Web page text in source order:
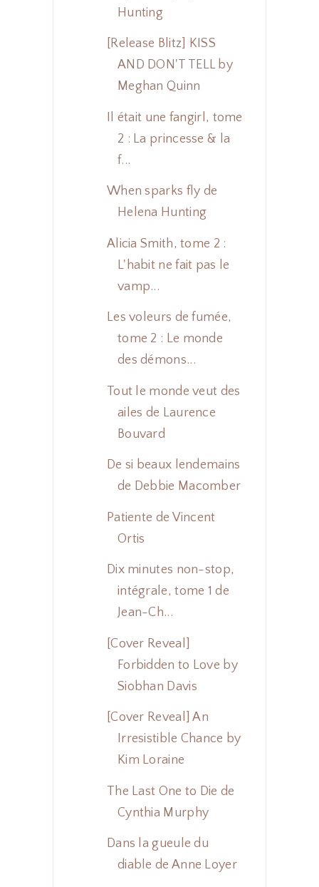
Hunting
[Release Blitz] KISS
AND DON'T TELL by
Meghan Quinn
Il était une fangirl, tome
2 : La princesse & la
f...
When sparks fly de
Helena Hunting
Alicia Smith, tome 2 :
L'habit ne fait pas le
vamp...
Les voleurs de fumée,
tome 2 : Le monde
des démons...
Tout le monde veut des
ailes de Laurence
Bouvard
De si beaux lendemains
de Debbie Macomber
Patiente de Vincent
Ortis
Dix minutes non-stop,
intégrale, tome 1 de
Jean-Ch...
[Cover Reveal]
Forbidden to Love by
Siobhan Davis
[Cover Reveal] An
Irresistible Chance by
Kim Loraine
The Last One to Die de
Cynthia Murphy
Dans la gueule du
diable de Anne Loyer